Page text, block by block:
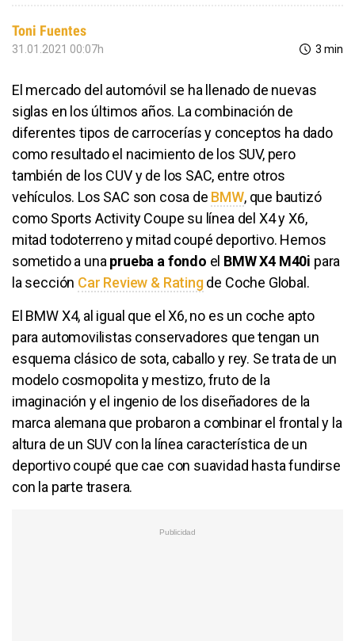
Toni Fuentes
31.01.2021 00:07h 3 min
El mercado del automóvil se ha llenado de nuevas
siglas en los últimos años. La combinación de
diferentes tipos de carrocerías y conceptos ha dado
como resultado el nacimiento de los SUV, pero
también de los CUV y de los SAC, entre otros
vehículos. Los SAC son cosa de BMW​, que bautizó
como Sports Activity Coupe su línea del X4 y X6,
mitad todoterreno y mitad coupé deportivo. Hemos
sometido a una prueba a fondo el BMW X4 M40i para
la sección Car Review & Ratingde Coche Global.
El BMW X4, al igual que el X6, no es un coche apto
para automovilistas conservadores que tengan un
esquema clásico de sota, caballo y rey. Se trata de un
modelo cosmopolita y mestizo, fruto de la
imaginación y el ingenio de los diseñadores de la
marca alemana que probaron a combinar el frontal y la
altura de un SUV con la línea característica de un
deportivo coupé que cae con suavidad hasta fundirse
con la parte trasera.